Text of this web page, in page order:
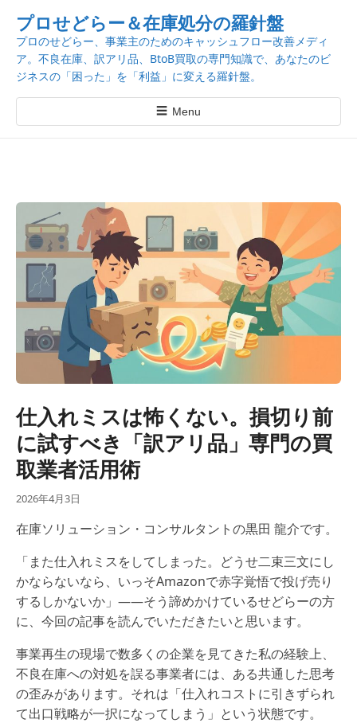
p
t
o
c
o
n
プロせどらー＆在庫処分の羅針盤
プロのせどらー、事業主のためのキャッシュフロー改善メディ
ア。不良在庫、訳アリ品、BtoB買取の専門知識で、あなたのビ
ジネスの「困った」を「利益」に変える羅針盤。
☰ Menu
仕入れミスは怖くない。損切り前
に試すべき「訳アリ品」専門の買
取業者活用術
2026年4月3日
在庫ソリューション・コンサルタントの黒田 龍介です。
「また仕入れミスをしてしまった。どうせ二束三文にし
かならないなら、いっそAmazonで赤字覚悟で投げ売り
するしかないか」——そう諦めかけているせどらーの方
に、今回の記事を読んでいただきたいと思います。
事業再生の現場で数多くの企業を見てきた私の経験上、
不良在庫への対処を誤る事業者には、ある共通した思考
の歪みがあります。それは「仕入れコストに引きずられ
て出口戦略が一択になってしまう」という状態です。